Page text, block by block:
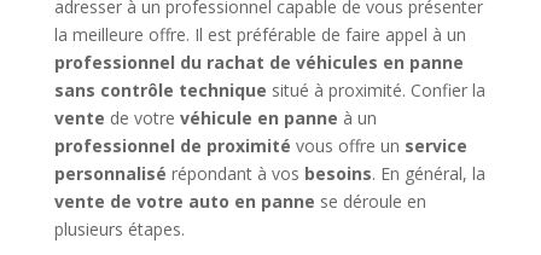
adresser à un professionnel capable de vous présenter
la meilleure offre. Il est préférable de faire appel à un
professionnel du rachat de véhicules en panne
sans contrôle technique situé à proximité. Confier la
vente de votre véhicule en panne à un
professionnel de proximité vous offre un service
personnalisé répondant à vos besoins. En général, la
vente de votre auto en panne se déroule en
plusieurs étapes.